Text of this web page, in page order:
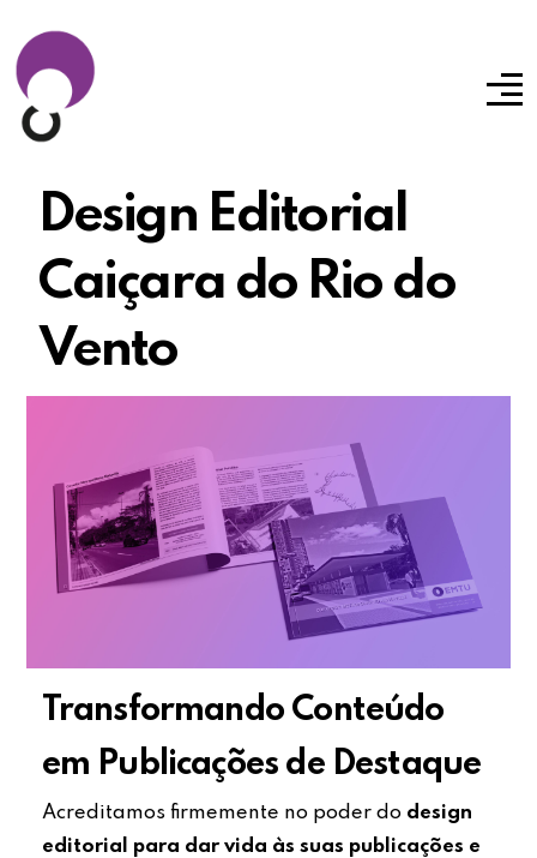
Design Editorial
Caiçara do Rio do
Vento
Transformando Conteúdo
em Publicações de Destaque
Acreditamos firmemente no poder do design
editorial para dar vida às suas publicações e